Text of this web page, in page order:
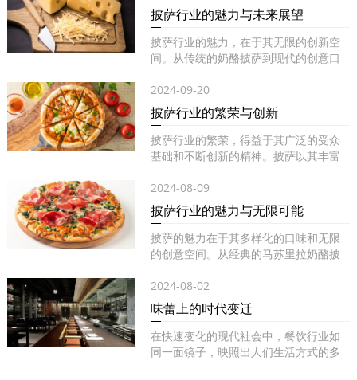
披萨行业的魅力与未来展望
披萨行业的魅力，在于其无限的创新空
间。从传统的奶酪披萨到现代的创意口
2024-09-20
披萨行业的繁荣与创新
披萨行业的繁荣，得益于其广泛的受众
基础和不断创新的精神。披萨以其丰富
2024-08-09
披萨行业的魅力与无限可能
披萨的魅力在于其多样化的口味和无限
的创意空间。从经典的马苏里拉奶酪披
2024-08-02
味蕾上的时代变迁
在快速变化的现代社会中，餐饮行业如
同一面镜子，映照出人们生活方式的多